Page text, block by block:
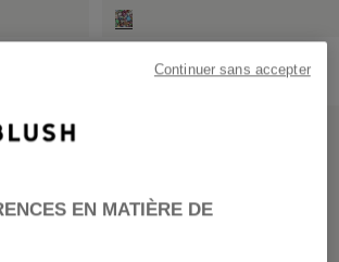
49,00 €
EN MATIÈRE DE
Continuer sans accepter